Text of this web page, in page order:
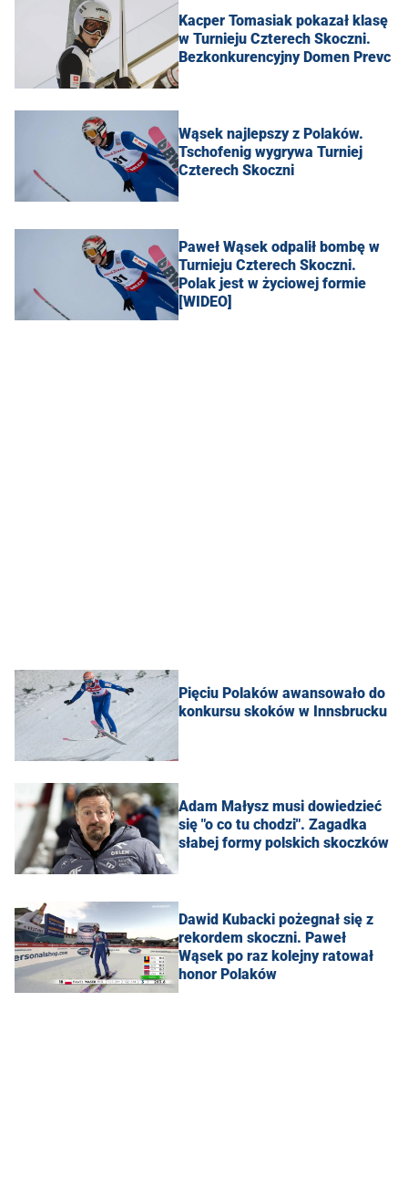
Kacper Tomasiak pokazał klasę
w Turnieju Czterech Skoczni.
Bezkonkurencyjny Domen Prevc
Wąsek najlepszy z Polaków.
Tschofenig wygrywa Turniej
Czterech Skoczni
Paweł Wąsek odpalił bombę w
Turnieju Czterech Skoczni.
Polak jest w życiowej formie
[WIDEO]
Pięciu Polaków awansowało do
konkursu skoków w Innsbrucku
Adam Małysz musi dowiedzieć
się "o co tu chodzi". Zagadka
słabej formy polskich skoczków
Dawid Kubacki pożegnał się z
rekordem skoczni. Paweł
Wąsek po raz kolejny ratował
honor Polaków